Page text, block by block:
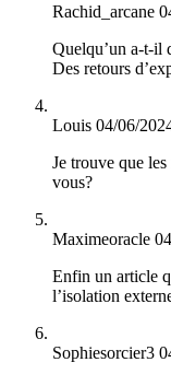
Rachid_arcane
Quelqu’un a-t-il
Des retours
Louis 04/06/
Je trouve que
vous?
Maximeoracle
Enfin un article
l’isolation
Sophiesorcier3